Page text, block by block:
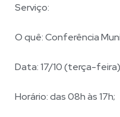
Serviço:
O quê: Conferência
Data: 17/10 (terça-
Horário: das 08h às 17h;